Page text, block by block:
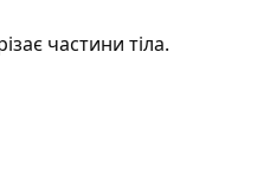
частини тіла.